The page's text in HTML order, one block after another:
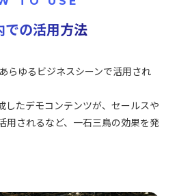
での活用方法
らゆるビジネスシーンで活用され
したデモコンテンツが、セールスや
用されるなど、一石三鳥の効果を発